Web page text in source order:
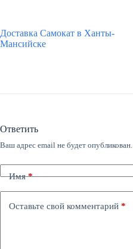
Доставка Самокат в Ханты-
Мансийске
Ответить
Ваш адрес email не будет опубликован.
Имя*
Оставьте свой комментарий *